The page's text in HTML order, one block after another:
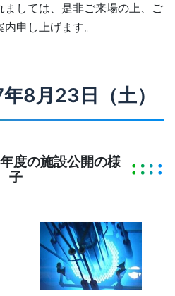
しては、是非ご来場の上、ご
申し上げます。
8月23日（土）
度の施設公開の様
子